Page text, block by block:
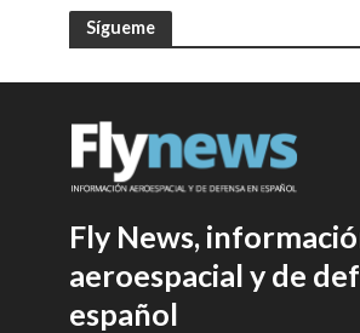
Sígueme
Fly News,
aeroespacial y de
español